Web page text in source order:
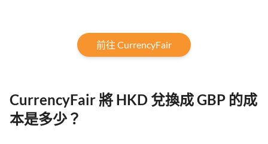
前往 CurrencyFair
CurrencyFair 將 HKD 兌換成 GBP 的成
本是多少？